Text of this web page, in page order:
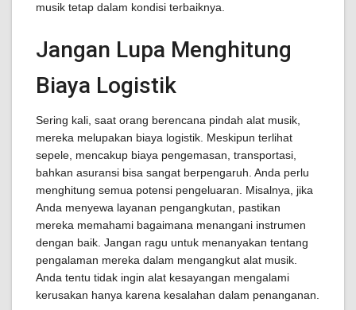
musik tetap dalam kondisi terbaiknya.
Jangan Lupa Menghitung
Biaya Logistik
Sering kali, saat orang berencana pindah alat musik,
mereka melupakan biaya logistik. Meskipun terlihat
sepele, mencakup biaya pengemasan, transportasi,
bahkan asuransi bisa sangat berpengaruh. Anda perlu
menghitung semua potensi pengeluaran. Misalnya, jika
Anda menyewa layanan pengangkutan, pastikan
mereka memahami bagaimana menangani instrumen
dengan baik. Jangan ragu untuk menanyakan tentang
pengalaman mereka dalam mengangkut alat musik.
Anda tentu tidak ingin alat kesayangan mengalami
kerusakan hanya karena kesalahan dalam penanganan.